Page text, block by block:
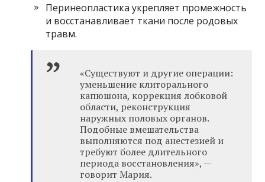
Перинеопластика укрепляет промежность
и восстанавливает ткани после родовых
травм.
«Существуют и другие операции:
уменьшение клиторального
капюшона, коррекция лобковой
области, реконструкция
наружных половых органов.
Подобные вмешательства
выполняются под анестезией и
требуют более длительного
периода восстановления», —
говорит Мария.